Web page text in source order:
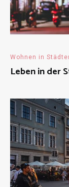
Wohnen in
Leben in der